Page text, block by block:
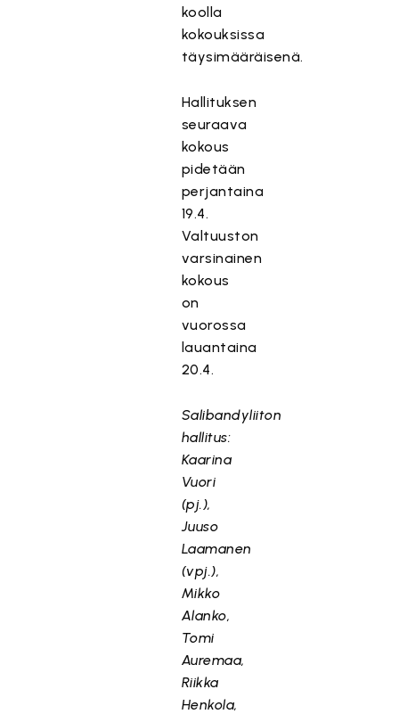
koolla
kokouksissa
täysimääräisenä.
Hallituksen
seuraava
kokous
pidetään
perjantaina
19.4.
Valtuuston
varsinainen
kokous
on
vuorossa
lauantaina
20.4.
Salibandyliiton
hallitus:
Kaarina
Vuori
(pj.),
Juuso
Laamanen
(vpj.),
Mikko
Alanko,
Tomi
Auremaa,
Riikka
Henkola,